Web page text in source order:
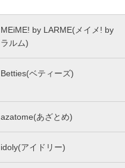
MEiME! by LARME(メイメ! by
ラルム)
Betties(ベティーズ)
azatome(あざとめ)
idoly(アイドリー)